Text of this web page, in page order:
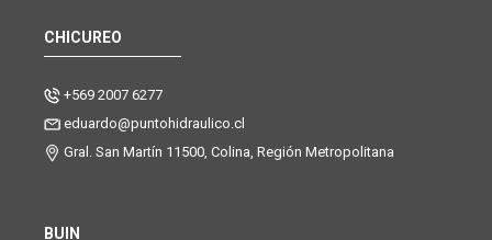
CHICUREO
+569 2007 6277
eduardo@puntohidraulico.cl
Gral. San Martín 11500, Colina, Región Metropolitana
BUIN